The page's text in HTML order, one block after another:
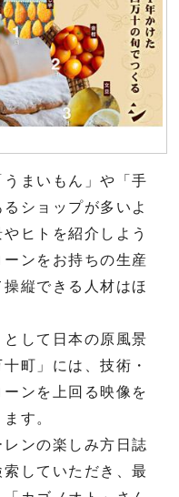
まいもん」や「手
ショップが多いよ
ヒトを紹介しよう
ンをお持ちの生産
縦できる人材はほ
して日本の原風景
町」には、技術・
ンを上回る映像を
す。
ンの楽しみ方日誌
していただき、最